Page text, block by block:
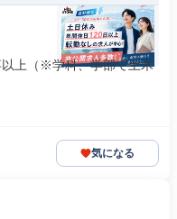
上（※学科、学部で土木
気になる